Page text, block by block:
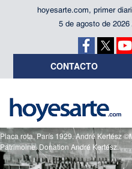
hoyesarte.com, primer
5 de agosto de
CONTACTO
Placa rota, París 1929. André Kertész
Patrimoine. Donation André Kertész.